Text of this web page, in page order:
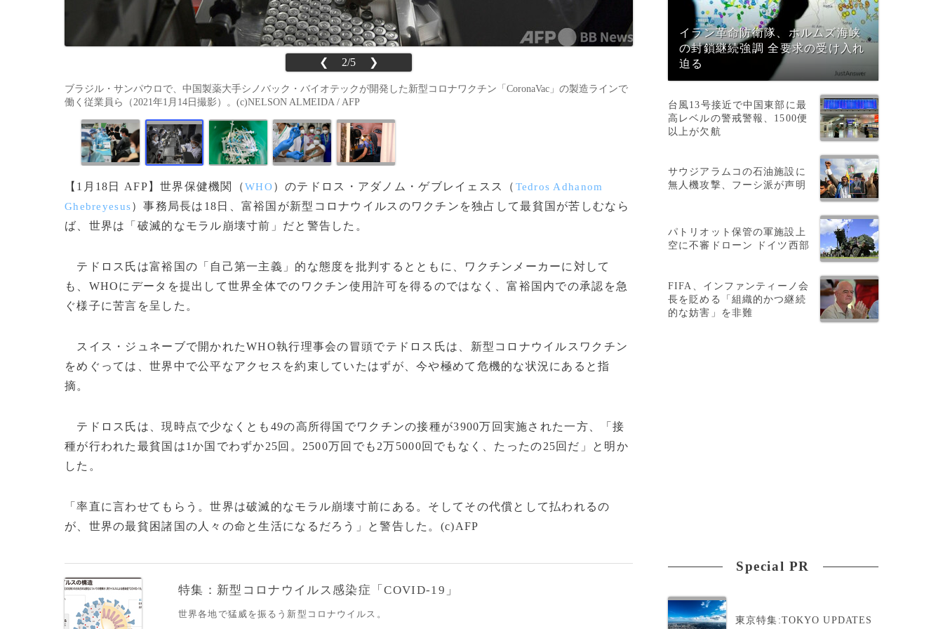
❮ 2/5 ❯
ブラジル・サンパウロで、中国製薬大手シノバック・バイオテックが開発した新型コロナワクチン「CoronaVac」の製造ラインで
働く従業員ら（2021年1月14日撮影）。(c)NELSON ALMEIDA / AFP
【1月18日 AFP】世界保健機関（WHO）のテドロス・アダノム・ゲブレイェスス（ Tedros Adhanom
Ghebreyesus）事務局長は18日、富裕国が新型コロナウイルスのワクチンを独占して最貧国が苦しむなら
ば、世界は「破滅的なモラル崩壊寸前」だと警告した。
テドロス氏は富裕国の「自己第一主義」的な態度を批判するとともに、ワクチンメーカーに対して
も、WHOにデータを提出して世界全体でのワクチン使用許可を得るのではなく、富裕国内での承認を急
ぐ様子に苦言を呈した。
スイス・ジュネーブで開かれたWHO執行理事会の冒頭でテドロス氏は、新型コロナウイルスワクチン
をめぐっては、世界中で公平なアクセスを約束していたはずが、今や極めて危機的な状況にあると指
摘。
テドロス氏は、現時点で少なくとも49の高所得国でワクチンの接種が3900万回実施された一方、「接
種が行われた最貧国は1か国でわずか25回。2500万回でも2万5000回でもなく、たったの25回だ」と明か
した。
「率直に言わせてもらう。世界は破滅的なモラル崩壊寸前にある。そしてその代償として払われるの
が、世界の最貧困諸国の人々の命と生活になるだろう」と警告した。(c)AFP
特集：新型コロナウイルス感染症「COVID-19」
世界各地で猛威を振るう新型コロナウイルス。
イラン革命防衛隊、ホルムズ海峡
の封鎖継続強調 全要求の受け入れ
迫る
台風13号接近で中国東部に最
高レベルの警戒警報、1500便
以上が欠航
サウジアラムコの石油施設に
無人機攻撃、フーシ派が声明
パトリオット保管の軍施設上
空に不審ドローン ドイツ西部
FIFA、インファンティーノ会
長を貶める「組織的かつ継続
的な妨害」を非難
Special PR
東京特集:TOKYO UPDATES